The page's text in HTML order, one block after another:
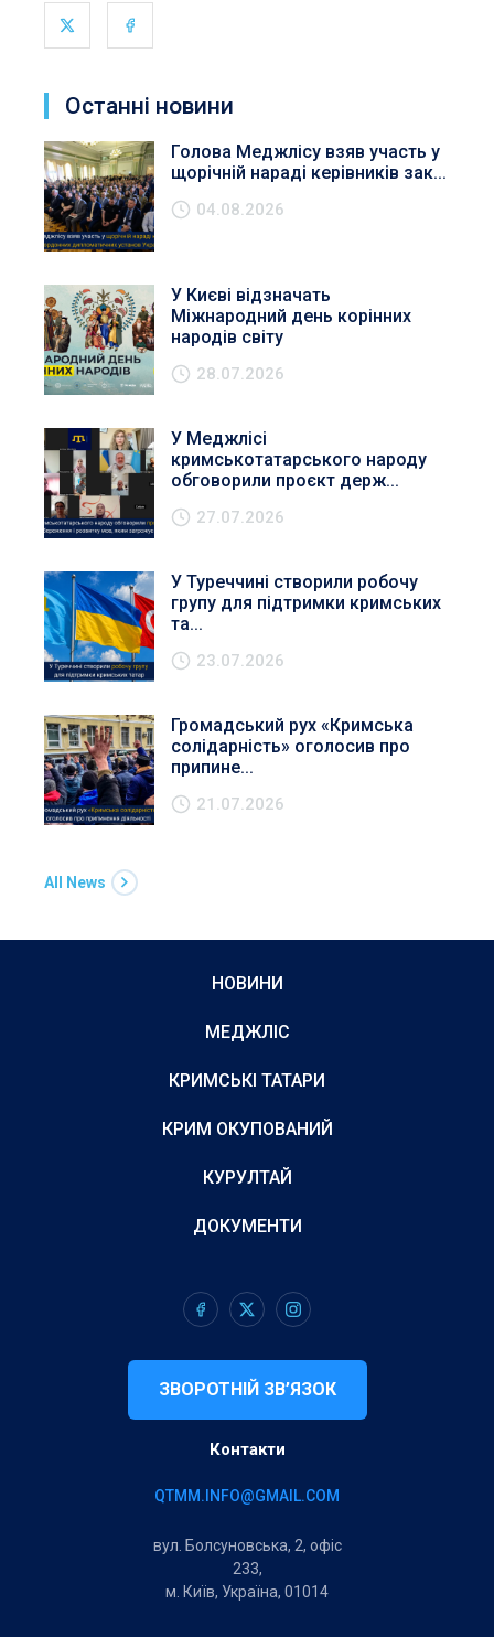
Останні новини
Голова Меджлісу взяв участь у
щорічній нараді керівників зак...
04.08.2026
У Києві відзначать
Міжнародний день корінних
народів світу
28.07.2026
У Меджлісі
кримськотатарського народу
обговорили проєкт держ...
27.07.2026
У Туреччині створили робочу
групу для підтримки кримських
та...
23.07.2026
Громадський рух «Кримська
солідарність» оголосив про
припине...
21.07.2026
All News
НОВИНИ
МЕДЖЛІС
КРИМСЬКІ ТАТАРИ
КРИМ ОКУПОВАНИЙ
КУРУЛТАЙ
ДОКУМЕНТИ
ЗВОРОТНІЙ ЗВ’ЯЗОК
Контакти
QTMM.INFO@GMAIL.COM
вул. Болсуновська, 2, офіс
233,
м. Київ, Україна, 01014